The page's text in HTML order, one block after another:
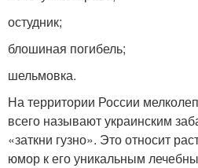
остудник;
блошиная погибель;
шельмовка.
На территории России
всего называют украинским
«заткни гузно». Это относит
юмор к его уникальным